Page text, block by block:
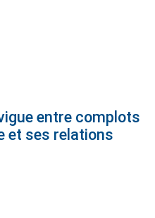
entre complots
et ses relations